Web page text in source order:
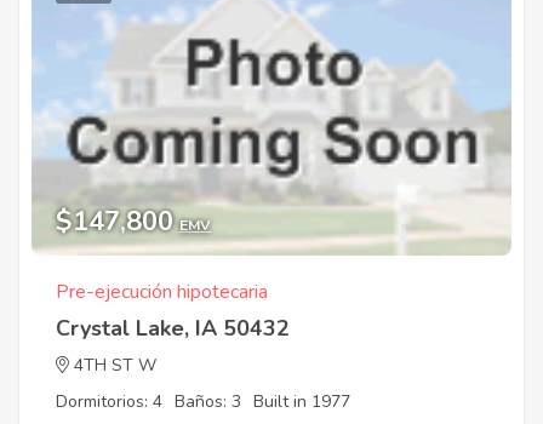
$147,800 EMV
Pre-ejecución hipotecaria
Crystal Lake, IA 50432
4TH ST W
Dormitorios: 4 Baños: 3 Built in 1977